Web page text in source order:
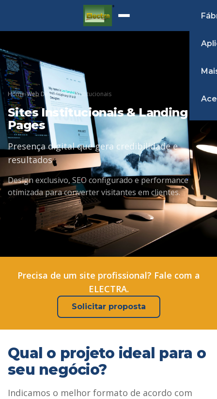
Home›Web Design›Sites Institucionais
Sites Institucionais & Landing
Pages
Presença digital que gera credibilidade e
resultados
Design exclusivo, SEO configurado e performance
otimizada para converter visitantes em clientes.
Precisa de um site profissional? Fale com a
ELECTRA.
Solicitar proposta
Qual o projeto ideal para o
seu negócio?
Indicamos o melhor formato de acordo com